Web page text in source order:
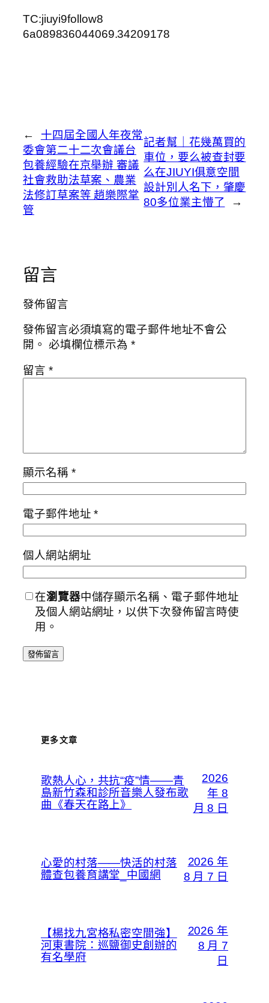
TC:jiuyi9follow8
6a089836044069.34209178
←
十四屆全國人年夜常
委會第二十二次會議台
包養經驗在京舉辦 審議
社會救助法草案、農業
法修訂草案等 趙樂際掌
管
記者幫｜花幾萬買的
車位，要么被查封要
么在JIUYI俱意空間
設計別人名下，肇慶
80多位業主懵了
→
留言
發佈留言
發佈留言必須填寫的電子郵件地址不會公
開。 必填欄位標示為 *
留言 *
顯示名稱 *
電子郵件地址*
個人網站網址
在瀏覽器中儲存顯示名稱、電子郵件地址
及個人網站網址，以供下次發佈留言時使
用。
更多文章
歌熱人心，共抗“疫”情——青
島新竹森和診所音樂人發布歌
曲《春天在路上》
2026
年 8
月 8 日
心愛的村落——快活的村落
體查包養育講堂_中國網
2026 年
8 月 7 日
【楊找九宮格私密空間強】
河東書院：巡鹽御史創辦的
有名學府
2026 年
8 月 7
日